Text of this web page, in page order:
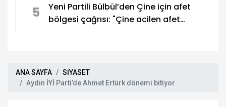
5
Yeni Partili Bülbül’den Çine için afet
bölgesi çağrısı: "Çine acilen afet
ANA SAYFA
SİYASET
Aydın İYİ Parti’de Ahmet Ertürk dönemi bitiyor